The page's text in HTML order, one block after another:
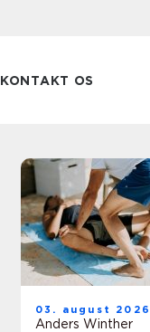
KONTAKT OS
03. august 2026
Anders Winther